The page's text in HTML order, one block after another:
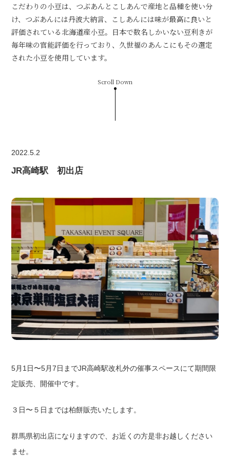
こだわりの小豆は、つぶあんとこしあんで産地と品種を使い分
け、つぶあんには丹波大納言、こしあんには味が最高に良いと
評価されている北海道産小豆。日本で数名しかいない豆利きが
毎年味の官能評価を行っており、久世福のあんこにもその選定
された小豆を使用しています。
Scroll Down
2022.5.2
JR高崎駅 初出店
5月1日〜5月7日までJR高崎駅改札外の催事スペースにて期間限
定販売、開催中です。
３日〜５日までは柏餅販売いたします。
群馬県初出店になりますので、お近くの方是非お越しください
ませ。